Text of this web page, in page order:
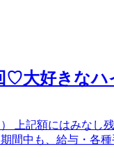
♡大好きな
上記額にはみなし
間中も、給与・各